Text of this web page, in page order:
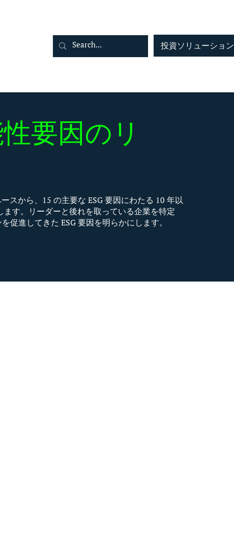
投資ソリューション
要因の リ
スから、15 の主要な ESG 要因にわたる 10 年以
す。リーダーと後れを取っている企業を特定
促進してきた ESG 要因を明らかにします。